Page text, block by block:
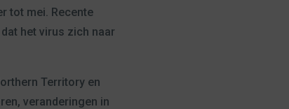
tot mei. Recente
het virus zich naar
Territory en
veranderingen in